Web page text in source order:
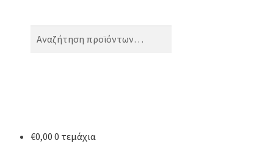
Αναζήτηση
Αναζήτηση
€0,00 0 τεμάχια